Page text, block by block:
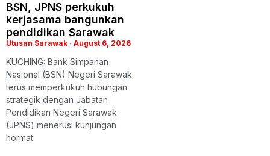
BSN, JPNS perkukuh
kerjasama bangunkan
pendidikan Sarawak
Utusan Sarawak August 6, 2026
KUCHING: Bank Simpanan
Nasional (BSN) Negeri Sarawak
terus memperkukuh hubungan
strategik dengan Jabatan
Pendidikan Negeri Sarawak
(JPNS) menerusi kunjungan
hormat